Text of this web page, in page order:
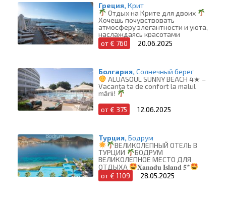
Греция, Крит
Отдых на Крите для двоих
Хочешь почувствовать
атмосферу элегантности и уюта,
наслаждаясь красотами
острова?
Тогда Elounda Akti
Olous (Adults Only)
от € 760 20.06.2025
Болгария, Солнечный берег
ALUASOUL SUNNY BEACH 4★ –
Vacanța ta de confort la malul
mării!
от € 375
12.06.2025
Турция, Бодрум
ВЕЛИКОЛЕПНЫЙ ОТЕЛЬ В
ТУРЦИИ
БОДРУМ
ВЕЛИКОЛЕПНОЕ МЕСТО ДЛЯ
ОТДЫХА
𝐗𝐚𝐧𝐚𝐝𝐮 𝐈𝐬𝐥𝐚𝐧𝐝 𝟓*
от € 1109
28.05.2025